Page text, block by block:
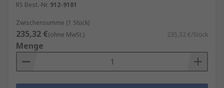
RS Best.-Nr. 912-9181
Zwischensumme (1 Stück)
235,32 €(ohne MwSt.) 235,32 €/Stück
Menge